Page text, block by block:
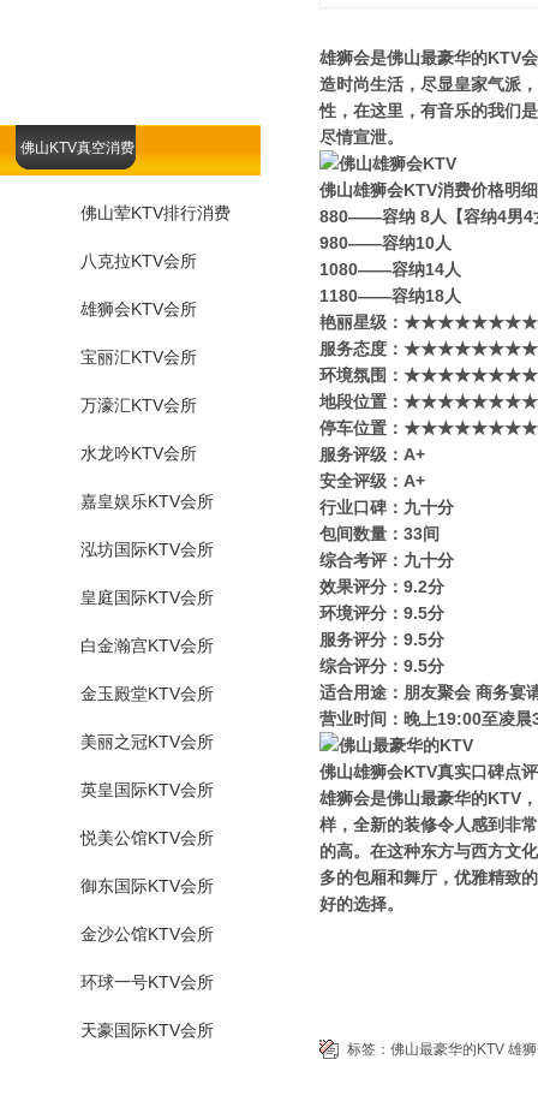
佛山KTV真空消费
佛山荤KTV排行消费
八克拉KTV会所
雄狮会KTV会所
宝丽汇KTV会所
万濠汇KTV会所
水龙吟KTV会所
嘉皇娱乐KTV会所
泓坊国际KTV会所
皇庭国际KTV会所
白金瀚宫KTV会所
金玉殿堂KTV会所
美丽之冠KTV会所
英皇国际KTV会所
悦美公馆KTV会所
御东国际KTV会所
金沙公馆KTV会所
环球一号KTV会所
天豪国际KTV会所
雄狮会是佛山最豪华的KTV
造时尚生活，尽显皇家气派
性，在这里，有音乐的我们
尽情宣泄。
佛山雄狮会KTV消费价格明
880——容纳 8人【容纳4男4
980——容纳10人
1080——容纳14人
1180——容纳18人
艳丽星级​‌‌：
服务态度：
环境氛围：
地段位置：
停车位置：
服务评级：A+
安全评级：A+
行业口碑：九十分
包间数量：33间
综合考评：九十分
效果评分：9.2分
环境评分：9.5分
服务评分：9.5分
综合评分：9.5分
适合用途：朋友聚会 商务宴
营业时间：晚上19:00至凌晨
佛山雄狮会KTV真实口碑点评
雄狮会是佛山最豪华的KTV
样，全新的装修令人感到非
的高。在这种东方与西方文
多的包厢和舞厅，优雅精致
好的选择。
标签： 佛山最豪华的KTV 雄